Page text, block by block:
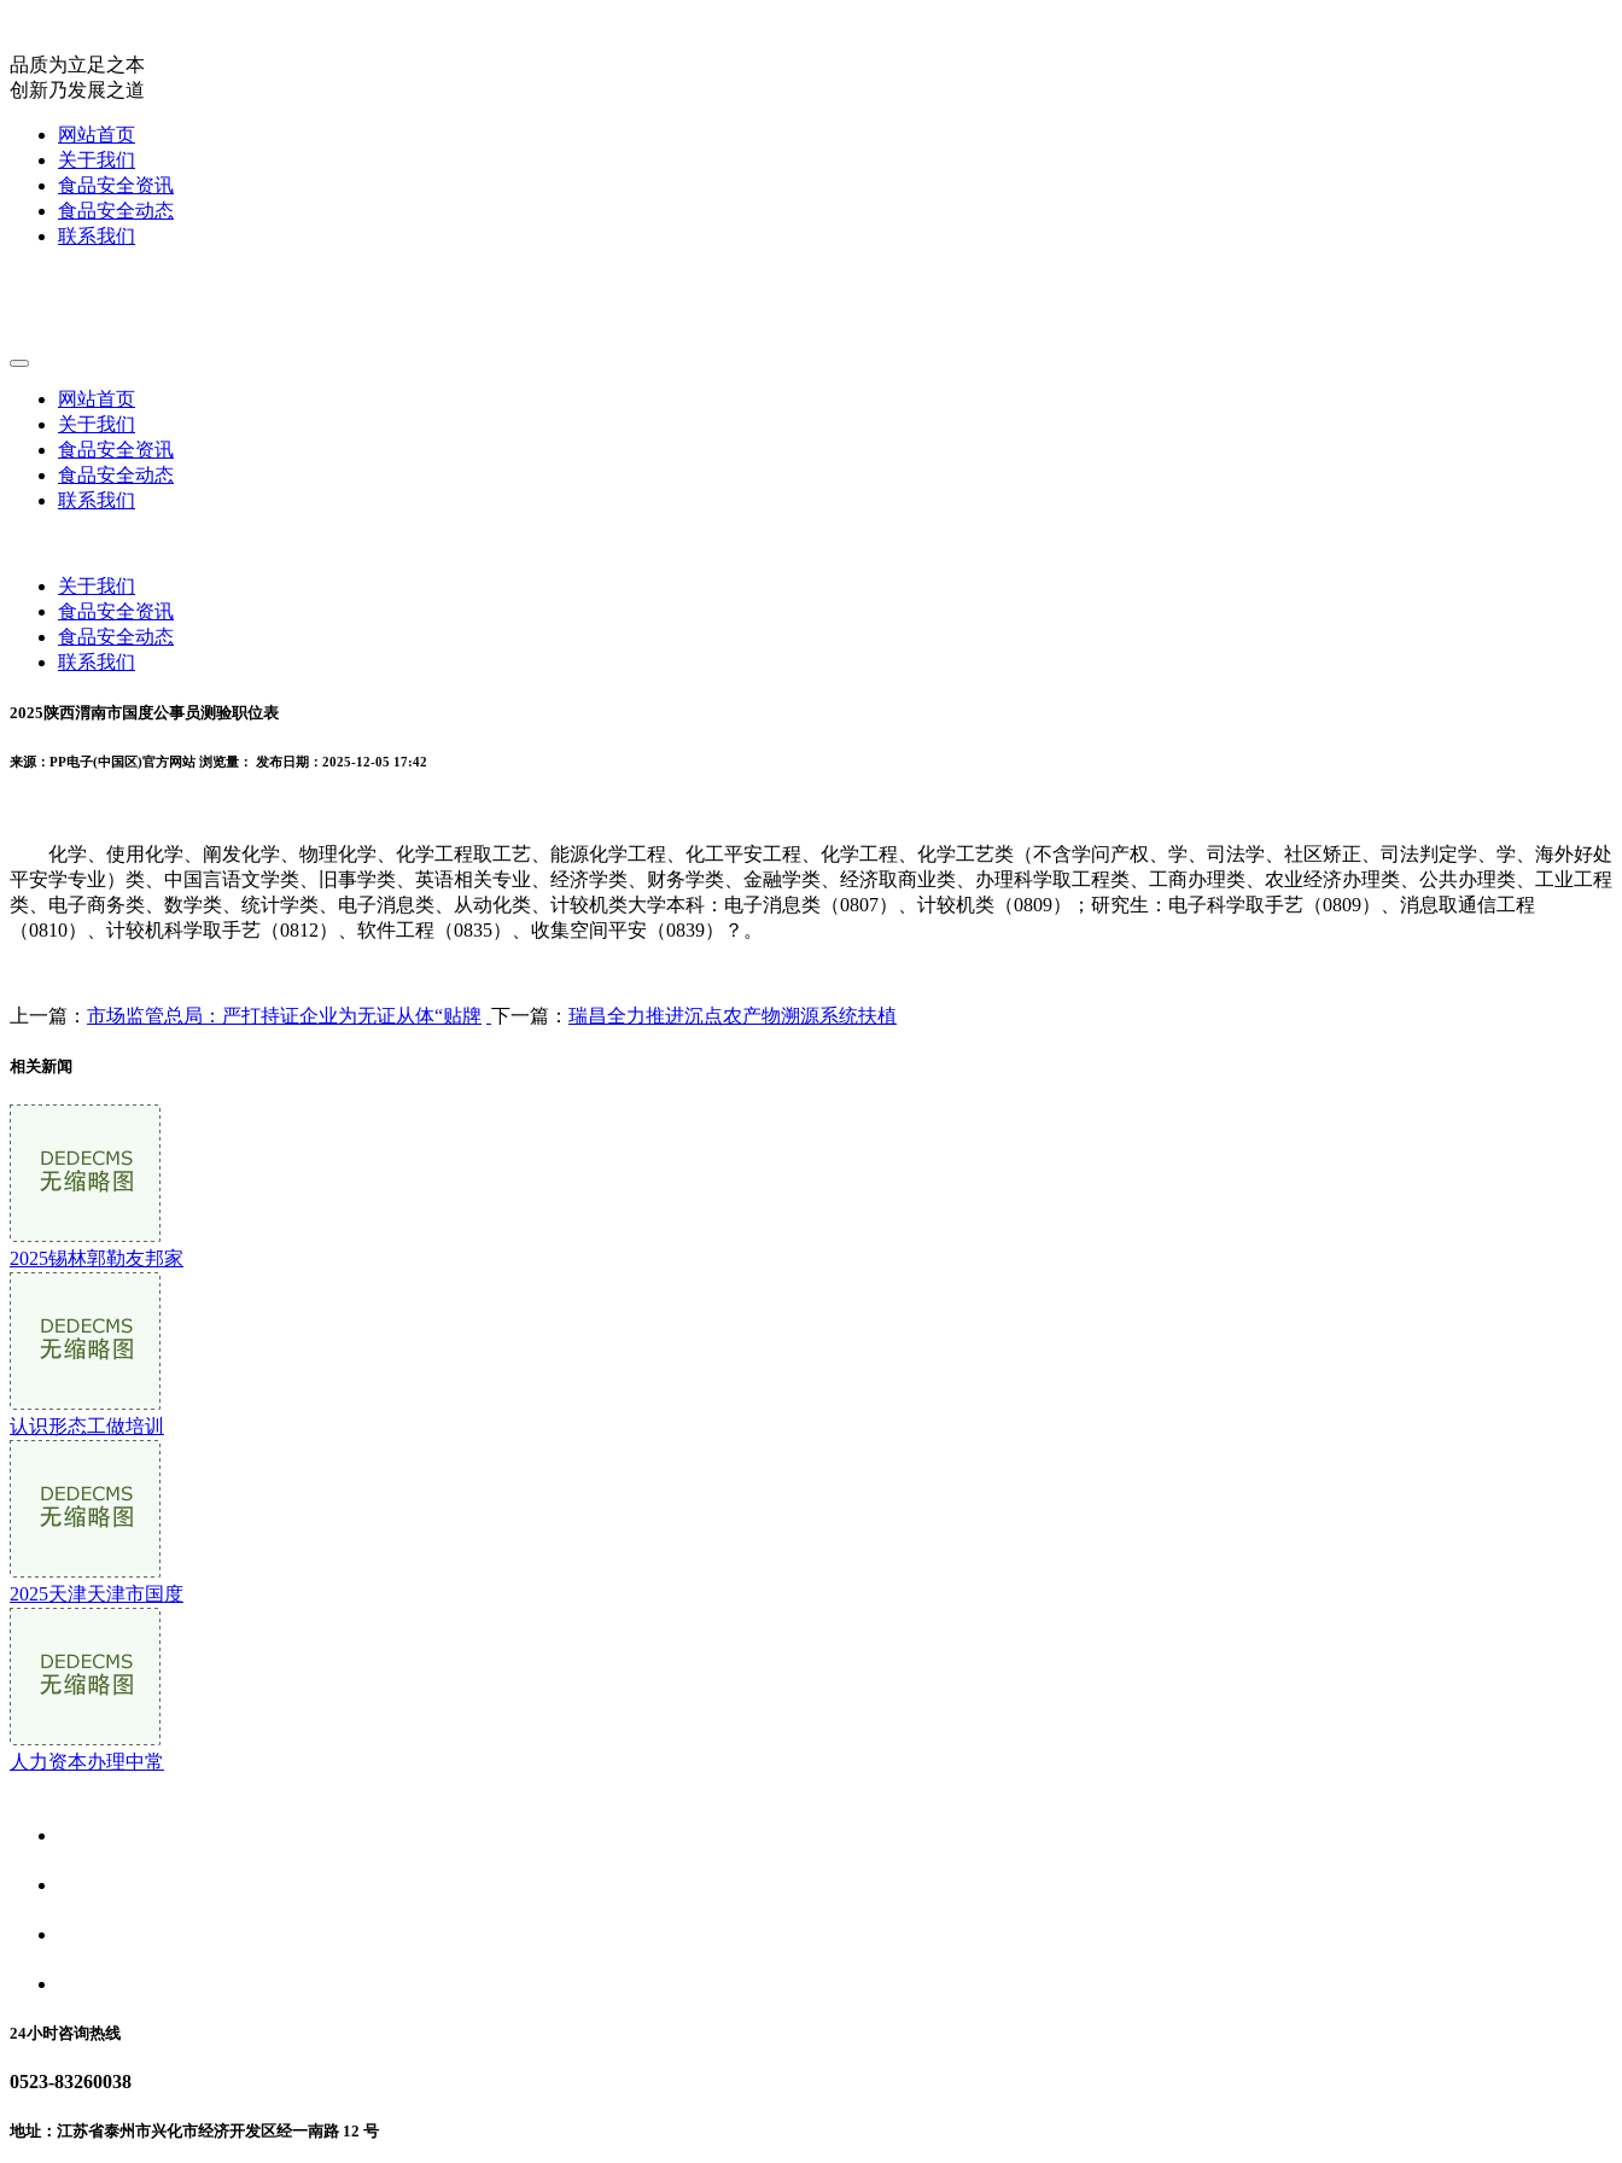
品质为立足之本
创新乃发展之道
网站首页
关于我们
食品安全资讯
食品安全动态
联系我们
网站首页
关于我们
食品安全资讯
食品安全动态
联系我们
关于我们
食品安全资讯
食品安全动态
联系我们
2025陕西渭南市国度公事员测验职位表
来源：PP电子(中国区)官方网站 浏览量： 发布日期：2025-12-05 17:42
化学、使用化学、阐发化学、物理化学、化学工程取工艺、能源化学工程、化工平安工程、化学工程、化学工艺类（不含学问产权、学、司法学、社区矫正、司法判定学、学、海外好处
平安学专业）类、中国言语文学类、旧事学类、英语相关专业、经济学类、财务学类、金融学类、经济取商业类、办理科学取工程类、工商办理类、农业经济办理类、公共办理类、工业工程
类、电子商务类、数学类、统计学类、电子消息类、从动化类、计较机类大学本科：电子消息类（0807）、计较机类（0809）；研究生：电子科学取手艺（0809）、消息取通信工程
（0810）、计较机科学取手艺（0812）、软件工程（0835）、收集空间平安（0839）？。
上一篇： 市场监管总局：严打持证企业为无证从体“贴牌 下一篇： 瑞昌全力推进沉点农产物溯源系统扶植
相关新闻
2025锡林郭勒友邦家
认识形态工做培训
2025天津天津市国度
人力资本办理中常
24小时咨询热线
0523-83260038
地址：江苏省泰州市兴化市经济开发区经一南路 12 号